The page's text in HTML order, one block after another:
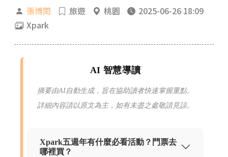
張博閎 旅遊 桃園
2025-06-26 18:09
Xpark
AI 智慧導讀
摘要由AI自動生成，旨在協助讀者快速掌握重點。
詳細內容請以原文為主，如有未盡之處敬請見諒。
Xpark五週年有什麼必看活動？門票去
哪裡買？